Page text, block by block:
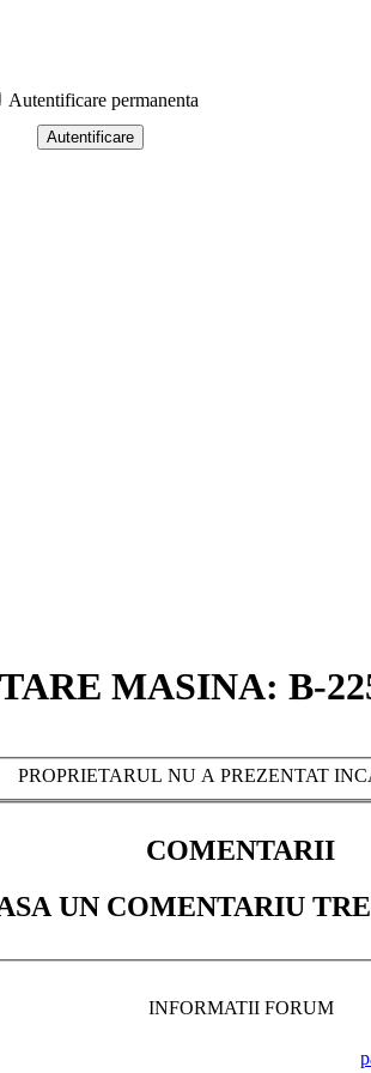
Autentificare permanenta
MASINA: B-
PROPRIETARUL NU A PREZENTAT
COMENTARII
UN COMENTARIU
INFORMATII FORUM